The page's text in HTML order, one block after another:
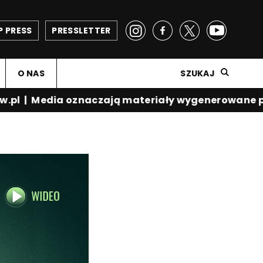
PRESSLETTER
PRESS
O NAS SZUKAJ
|Media oznaczają materiały wygenerowane